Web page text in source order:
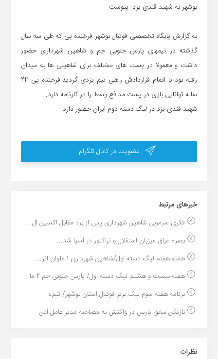
بوشهر به شهید قندی یزد پیوست.
به گزارش پایگاه تخصصی فوتبال بوشهر فرخنده پی که طی سه سال
گذشته در تیمهای پارس جنوبی جم و شاهین شهرداری حضور
داشت و معمولا در پست های مختلف برای شاهینی ها به میدان
رفته بود با اتمام قراردادش راهی تیم یزدی گردید.فرخنده پی 24
ساله توانایی بازی در پست مدافع وسط را در کارنامه دارد.
شهید قندی یزد در لیگ دسته دوم ایران حضور دارد.
عضویت در کانال تلگرام
خبر‌های مرتبط
فکری سرمربی شاهین شهرداری پس از برد مقابل اکسین ال...
بصره عراق میزبان استقلال و تراکتور در آسیا شد...
هفته هفتم لیگ دسته اول/شاهین شهرداری ۱ ملوان انز...
هفته بیست و هشتم لیگ دسته اول/ پارس جنوبی جم 2 ما...
برنامه هفته سوم لیگ برتر فوتبال استان بوشهر/ تیم‌ه...
بازیکن سابق پارس در واکنش به مصاحبه مدیر عامل این ...
نظرات